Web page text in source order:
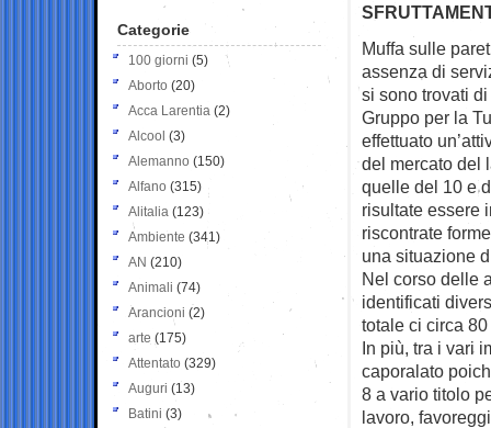
Muffa sulle
assenza di
si sono trovati
Gruppo per la
effettuato
del mercato del
quelle del 10 e
risultate essere
riscontrate
una situazione
Nel corso delle
identificati
totale ci circa
In più, tra i vari
caporalato
8 a vario titolo
lavoro,
Categorie
100 giorni (5)
Aborto (20)
Acca Larentia (2)
Alcool (3)
Alemanno (150)
Alfano (315)
Alitalia (123)
Ambiente (341)
AN (210)
Animali (74)
Arancioni (2)
arte (175)
Attentato (329)
Auguri (13)
Batini (3)